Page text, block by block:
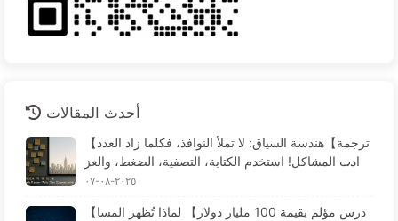
أحدث المقالات
【ترجمة】هندسة السياق: لا تملأ النوافذ، فكلما زاد العدد
زادت المشاكل! استخدم الكتابة، التصفية، الضغط، والعز
ل، وكن حذرًا من التداخلات التي تخلق الارتباك - تعلم الذ
٢٠٢٥-٠٨-٠٧
【درس مؤلم بقيمة 100 مليار دولار】 لماذا تُظهر المسا